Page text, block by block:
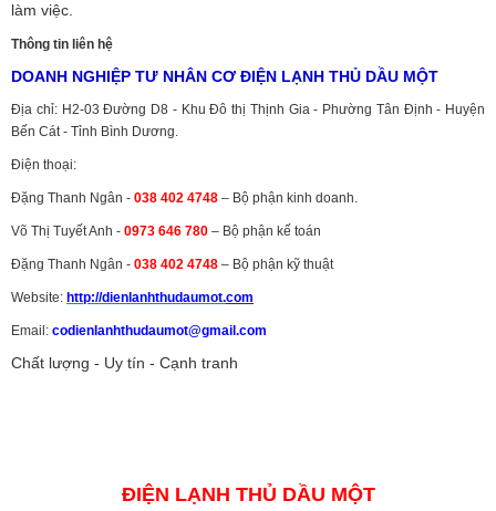
làm việc.
Thông tin liên hệ
DOANH NGHIỆP TƯ NHÂN CƠ ĐIỆN LẠNH THỦ DẦU MỘT
Địa chỉ: H2-03 Đường D8 - Khu Đô thị Thịnh Gia - Phường Tân Định - Huyện
Bến Cát - Tỉnh Bình Dương.
Điện thoại:
Đặng Thanh Ngân - 038 402 4748 – Bộ phận kinh doanh.
Võ Thị Tuyết Anh - 0973 646 780 – Bộ phận kế toán
Đặng Thanh Ngân - 038 402 4748 – Bộ phận kỹ thuật
Website: http://dienlanhthudaumot.com
Email: codienlanhthudaumot@gmail.com
Chất lượng - Uy tín - Cạnh tranh
ĐIỆN LẠNH THỦ DẦU MỘT